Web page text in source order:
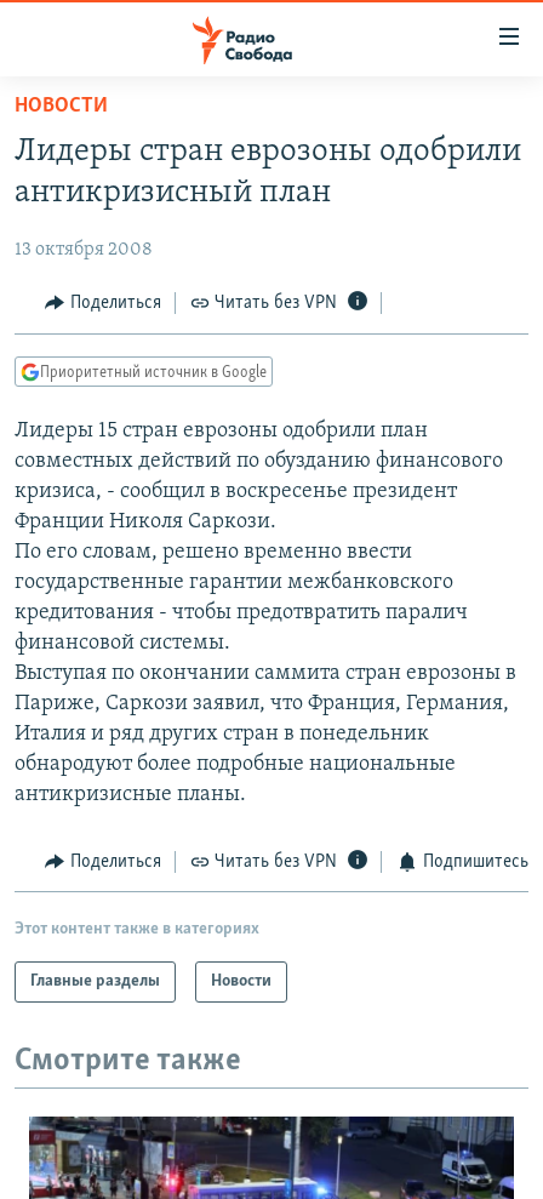
упрощенного
доступа
основному
Вернутся
главной
навигации
Вернутся
поиску
ПОДКАСТЫ
АВТОРСКИЕ ПРОЕКТЫ
ЦИТАТЫ СВОБОДЫ
МНЕНИЯ
IDEL.РЕАЛИИ
КАВКАЗ.РЕАЛИИ
СЕВЕР.РЕАЛИИ
СИБИРЬ.РЕАЛИИ
РАСПИСАНИЕ ВЕЩАНИЯ
ПОДПИШИТЕСЬ НА РАССЫЛКУ
СОЦИАЛЬНЫЕ СЕТИ
НОВОСТИ
Лидеры стран еврозоны одобрили
антикризисный план
13 октября 2008
Поделиться Читать без VPN
Приоритетный источник в Google
Лидеры 15 стран еврозоны одобрили план
совместных действий по обузданию финансового
кризиса, - сообщил в воскресенье президент
Франции Николя Саркози.
По его словам, решено временно ввести
государственные гарантии межбанковского
кредитования - чтобы предотвратить паралич
финансовой системы.
Выступая по окончании саммита стран еврозоны в
Париже, Саркози заявил, что Франция, Германия,
Италия и ряд других стран в понедельник
обнародуют более подробные национальные
антикризисные планы.
Поделиться Читать без VPN Подпишитесь
Этот контент также в категориях
Главные разделы Новости
Смотрите также